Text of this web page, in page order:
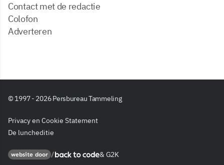
Contact met de redactie
Colofon
Adverteren
© 1997 - 2026 Persbureau Tammeling
Privacy en Cookie Statement
De luncheditie
website doorBack to code & G2K